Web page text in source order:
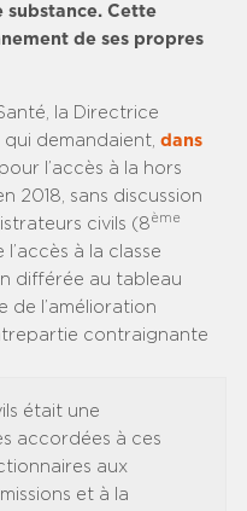
substance. Cette
de ses propres
la Directrice
demandaient, dans
l’accès à la hors
2018, sans discussion
civils (8ème
à la classe
différée au tableau
de l’amélioration
contraignante
était une
accordées à ces
aux
et à la